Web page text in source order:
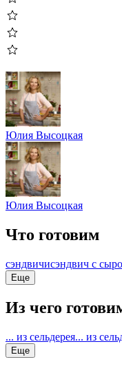
Юлия Высоцкая
Юлия Высоцкая
Что готовим
сэндвичисэндвич с
Еще
Из чего
... из сельдерея... из
Еще